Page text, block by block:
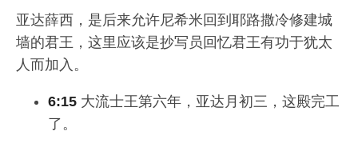
亚达薛西，是后来允许尼希米回到耶路撒冷修建城
墙的君王，这里应该是抄写员回忆君王有功于犹太
人而加入。
6:15 大流士王第六年，亚达月初三，这殿完工
了。